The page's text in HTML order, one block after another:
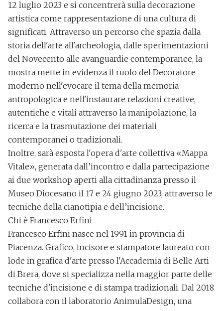
12 luglio 2023 e si concentrerà sulla decorazione
artistica come rappresentazione di una cultura di
significati. Attraverso un percorso che spazia dalla
storia dell'arte all'archeologia, dalle sperimentazioni
del Novecento alle avanguardie contemporanee, la
mostra mette in evidenza il ruolo del Decoratore
moderno nell'evocare il tema della memoria
antropologica e nell'instaurare relazioni creative,
autentiche e vitali attraverso la manipolazione, la
ricerca e la trasmutazione dei materiali
contemporanei o tradizionali.
Inoltre, sarà esposta l'opera d'arte collettiva «Mappa
Vitale», generata dall’incontro e dalla partecipazione
ai due workshop aperti alla cittadinanza presso il
Museo Diocesano il 17 e 24 giugno 2023, attraverso le
tecniche della cianotipia e dell’incisione.
Chi è Francesco Erfini
Francesco Erfini nasce nel 1991 in provincia di
Piacenza. Grafico, incisore e stampatore laureato con
lode in grafica d'arte presso l'Accademia di Belle Arti
di Brera, dove si specializza nella maggior parte delle
tecniche d'incisione e di stampa tradizionali. Dal 2018
collabora con il laboratorio AnimulaDesign, una